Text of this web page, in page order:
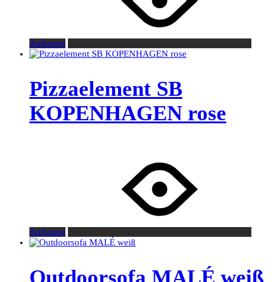
Anfragen
Pizzaelement SB
KOPENHAGEN rose
Anfragen